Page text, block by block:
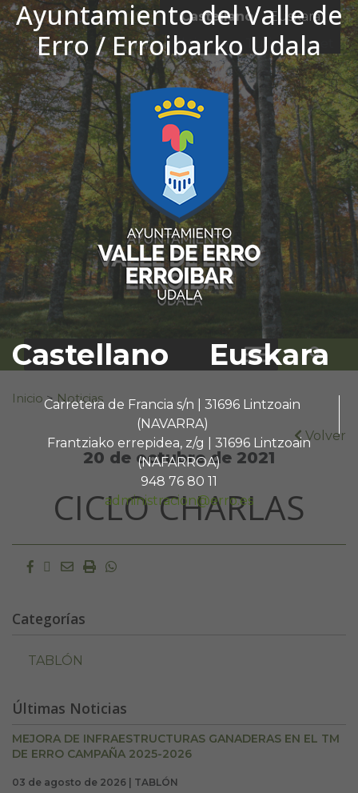
Ayuntamiento del Valle de
Erro / Erroibarko Udala
Castellano Euskara
Carretera de Francia s/n | 31696 Lintzoain
(NAVARRA)
Frantziako errepidea, z/g | 31696 Lintzoain
(NAFARROA)
948 76 80 11
administracion@erro.es
Ir al contenido
Castellano
Euskara
El tiempo - Tutiempo.net
Buscar:
Inicio > Noticias
Volver
20 de octubre de 2021
CICLO CHARLAS
Facebook
Twitter
EmailImprimir
Whatsapp
Categorías
TABLÓN
Últimas Noticias
MEJORA DE INFRAESTRUCTURAS GANADERAS EN EL TM
DE ERRO CAMPAÑA 2025-2026
03 de agosto de 2026 | TABLÓN